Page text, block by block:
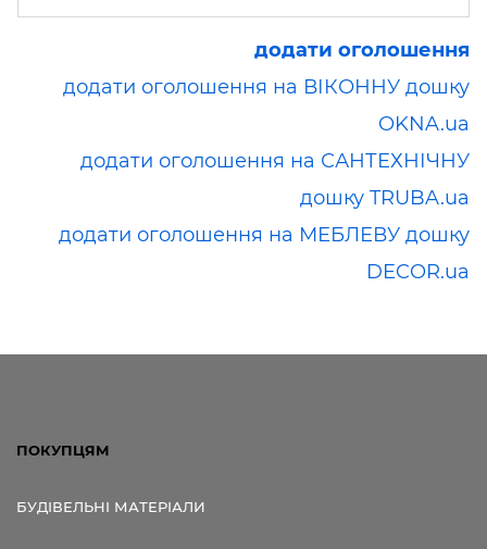
додати оголошення
додати оголошення на ВІКОННУ дошку
OKNA.ua
додати оголошення на САНТЕХНІЧНУ
дошку TRUBA.ua
додати оголошення на МЕБЛЕВУ дошку
DECOR.ua
ПОКУПЦЯМ
БУДІВЕЛЬНІ МАТЕРІАЛИ